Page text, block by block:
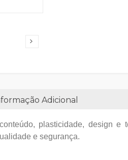
Adicional
plasticidade, design
e segurança.